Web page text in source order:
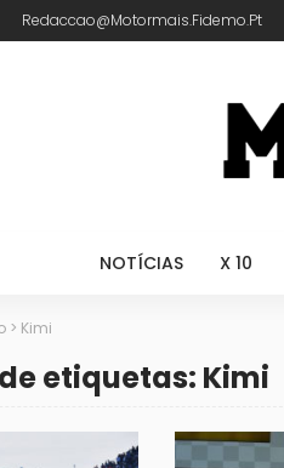
Redaccao@motormais.fidemo.pt
NOTÍCIAS X 10
> Kimi
etiquetas: Kimi